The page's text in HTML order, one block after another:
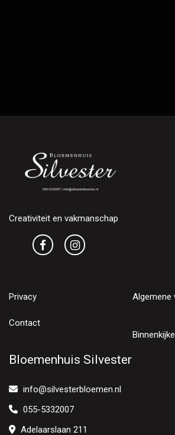
Creativiteit en vakmanschap
Privacy Algemene
Contact
Bloemenhuis Silvester
info@silvesterbloemen.nl
055-5332007
Adelaarslaan 211